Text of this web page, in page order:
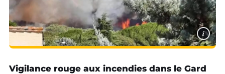
i
Vigilance rouge aux incendies dans le Gard